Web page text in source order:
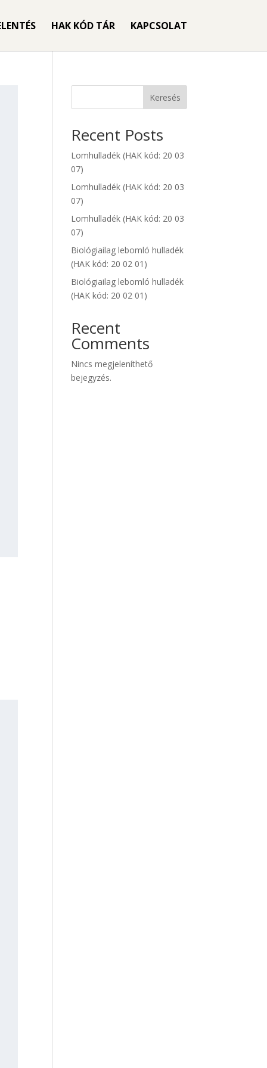
HAK KÓD TÁR KAPCSOLAT
Keresés
Recent Posts
Lomhulladék (HAK kód: 20 03
07)
Lomhulladék (HAK kód: 20 03
07)
Lomhulladék (HAK kód: 20 03
07)
Biológiailag lebomló hulladék
(HAK kód: 20 02 01)
Biológiailag lebomló hulladék
(HAK kód: 20 02 01)
Recent
Comments
Nincs megjeleníthető
bejegyzés.